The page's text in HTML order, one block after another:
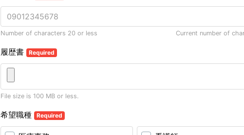
Number of characters 20 or less Current number of
履歴書 Required
File size is 100 MB or less.
希望職種 Required